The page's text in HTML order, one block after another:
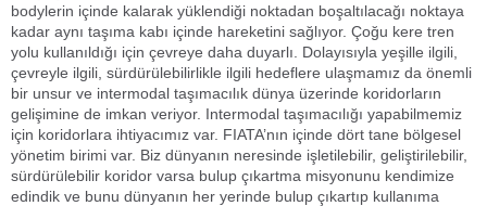
bodylerin içinde kalarak yüklendiği noktadan boşaltılacağı noktaya
kadar aynı taşıma kabı içinde hareketini sağlıyor. Çoğu kere tren
yolu kullanıldığı için çevreye daha duyarlı. Dolayısıyla yeşille ilgili,
çevreyle ilgili, sürdürülebilirlikle ilgili hedeflere ulaşmamız da önemli
bir unsur ve intermodal taşımacılık dünya üzerinde koridorların
gelişimine de imkan veriyor. Intermodal taşımacılığı yapabilmemiz
için koridorlara ihtiyacımız var. FIATA’nın içinde dört tane bölgesel
yönetim birimi var. Biz dünyanın neresinde işletilebilir, geliştirilebilir,
sürdürülebilir koridor varsa bulup çıkartma misyonunu kendimize
edindik ve bunu dünyanın her yerinde bulup çıkartıp kullanıma